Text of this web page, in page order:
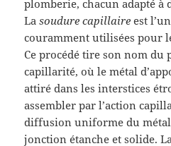
plomberie, chacun adapté à
Lasoudure capillaire est
couramment utilisées pour
Ce procédé tire son nom du
capillarité, où le métal
attiré dans les interstices
assembler par l’action
diffusion uniforme du
jonction étanche et solide.